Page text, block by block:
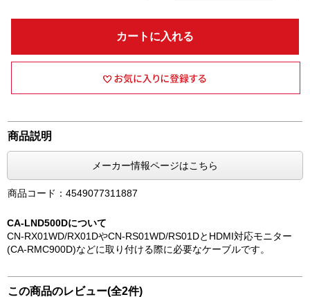
カートに入れる
商品説明
メーカー情報ページはこちら
商品コード：4549077311887
CA-LND500Dについて
CN-RX01WD/RX01DやCN-RS01WD/RS01DとHDMI対応モニター
(CA-RMC900D)などに取り付ける際に必要なケーブルです。
この商品のレビュー(全2件)